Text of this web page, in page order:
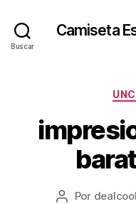
Buscar
Camiseta
Autor
Por